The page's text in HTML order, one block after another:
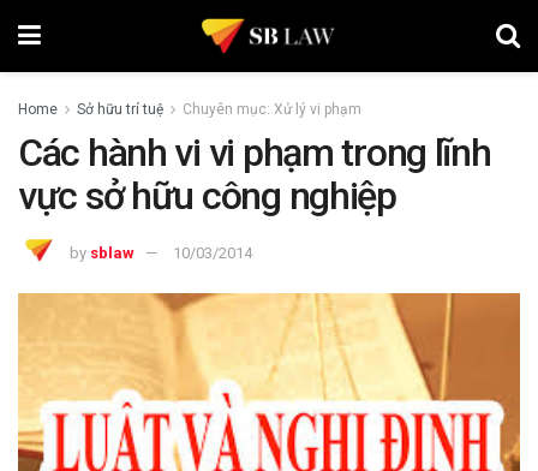
Home Sở hữu trí tuệ Chuyên mục: Xử lý vi phạm
Các hành vi vi phạm trong lĩnh
vực sở hữu công nghiệp
by sblaw 10/03/2014